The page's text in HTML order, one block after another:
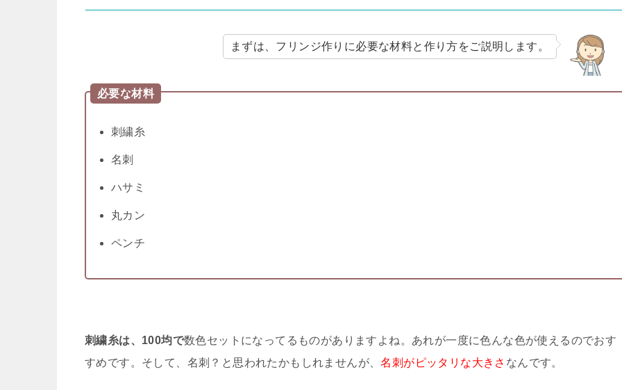
まずは、フリンジ作りに必要な材料と作り方をご説明します。
必要な材料
刺繍糸
名刺
ハサミ
丸カン
ペンチ
刺繍糸は、100均で数色セットになってるものがありますよね。あれが一度に色んな色が使えるのでおす
すめです。そして、名刺？と思われたかもしれませんが、名刺がピッタリな大きさ なんです。